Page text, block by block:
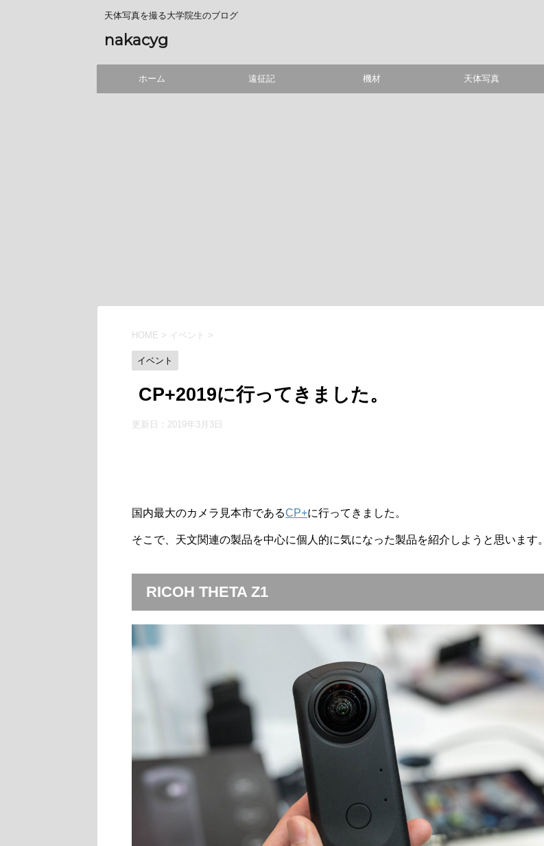
天体写真を撮る大学院生のブログ
nakacyg
ホーム 遠征記 機材 天体写真
HOME > イベント >
イベント
CP+2019に行ってきました。
更新日： 2019年3月3日
国内最大のカメラ見本市であるCP+に行ってきました。
そこで、天文関連の製品を中心に個人的に気になった製品を紹介しようと思います。
RICOH THETA Z1